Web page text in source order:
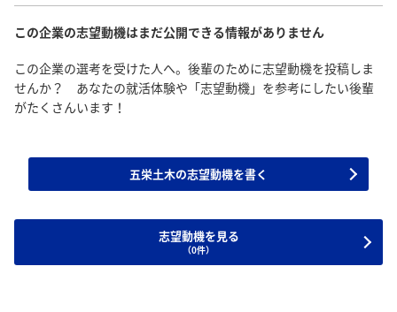
この企業の志望動機はまだ公開できる情報がありません
この企業の選考を受けた人へ。後輩のために志望動機を投稿しま
せんか？ あなたの就活体験や「志望動機」を参考にしたい後輩
がたくさんいます！
五栄土木の志望動機を書く
志望動機を見る
（0件）